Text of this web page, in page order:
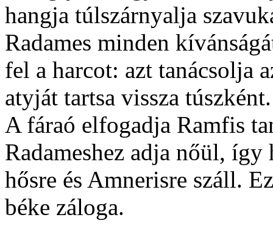
hangja túlszárnyalja
Radames minden
fel a harcot: azt tanácsolja
atyját tartsa vissza
A fáraó elfogadja Ramfis
Radameshez adja nőül,
hősre és Amnerisre száll.
béke záloga.